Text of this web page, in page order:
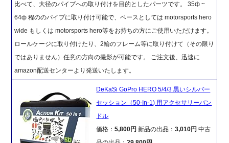
比べて、大径のパイプへの取り付けを目的としたパーツです。 35ф ~
64ф 程ののパイプに取り付け可能で、ベースとしては motorsports hero
wide もしくは motorsports hero等をお持ちの方にご使用いただけます。
ロールケージに取り付けたり、2輪のフレーム等に取り付けて（その限り
ではありません）任意の方向の撮影が可能です。 ご注文後、迅速に
amazon配送センターより発送いたします。
DeKaSi GoPro HERO 5/4/3 黒いシルバー
セッション（50-In-1) 用アクセサリーバン
ドル
価格：5,800円新品の出品：3,010円 中古